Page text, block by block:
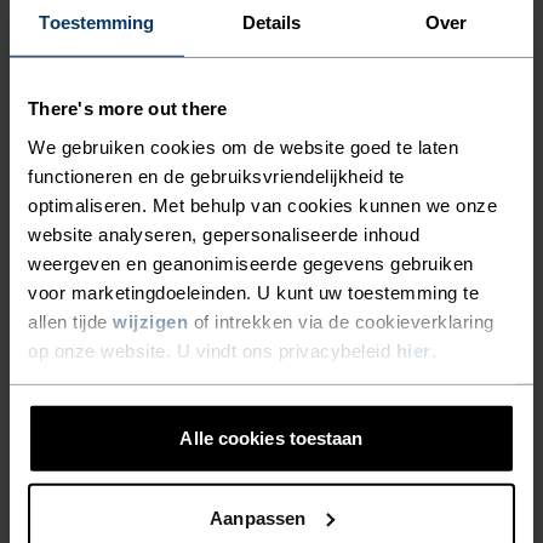
Toestemming Details Over
There's more out there
We gebruiken cookies om de website goed te laten
functioneren en de gebruiksvriendelijkheid te
optimaliseren. Met behulp van cookies kunnen we onze
website analyseren, gepersonaliseerde inhoud
weergeven en geanonimiseerde gegevens gebruiken
voor marketingdoeleinden. U kunt uw toestemming te
allen tijde wijzigen of intrekken via de cookieverklaring
op onze website. U vindt ons privacybeleid hier
Alle cookies toestaan
Aanpassen
WAAR JE DIT HET MEEST
NODIG HEBT. GENIET DIT
SEIZOEN VAN EEN MOOIERE
HARDLOOPERVARING MET
DEZE VERSTEVIGDE,
VENTILERENDE EN ZACHTE
SOKKEN VAN ODLO.
ACTIVITEITSNIVEAU
SOORT ACTIVITEIT
WAT DAN OOK HOGE INTENSITEIT
Trailrunning - Hardlopen
van polyamide met de verkoelende eigenschapen van
polypropyleen. Je vindt het voornamelijk in producten voor
zeer intensieve activiteiten of warme omgevingen. Het is